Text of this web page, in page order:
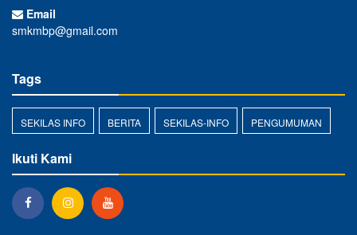
Email
smkmbp@gmail.com
Tags
SEKILAS INFO BERITA SEKILAS-INFO PENGUMUMAN
Ikuti Kami